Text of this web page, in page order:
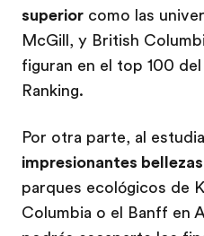
superior como las
McGill, y British
figuran en el top 100
Ranking.
Por otra parte, al
impresionantes
parques ecológicos de
Columbia o el Banff en